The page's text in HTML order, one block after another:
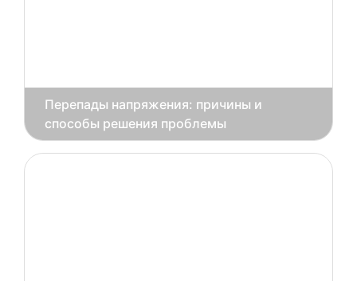
Перепады напряжения: причины и
способы решения проблемы